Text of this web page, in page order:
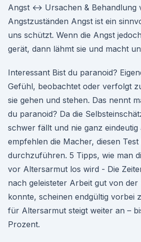
Angst ↔ Ursachen & Behandlung
Angstzuständen Angst ist ein
uns schützt. Wenn die Angst
gerät, dann lähmt sie und macht
Interessant Bist du paranoid?
Gefühl, beobachtet oder verfolgt
sie gehen und stehen. Das nennt
du paranoid? Da die
schwer fällt und nie ganz eindeutig
empfehlen die Macher, diesen Test
durchzuführen. 5 Tipps, wie man
vor Altersarmut los wird - Die
nach geleisteter Arbeit gut von der
konnte, scheinen endgültig vorbei
für Altersarmut steigt weiter an –
Prozent.